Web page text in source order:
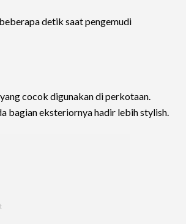
detik saat pengemudi
cocok digunakan di perkotaan.
bagian eksteriornya hadir lebih stylish.